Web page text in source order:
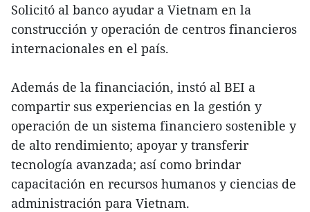
Solicitó al banco ayudar a Vietnam en la
construcción y operación de centros financieros
internacionales en el país.
Además de la financiación, instó al BEI a
compartir sus experiencias en la gestión y
operación de un sistema financiero sostenible y
de alto rendimiento; apoyar y transferir
tecnología avanzada; así como brindar
capacitación en recursos humanos y ciencias de
administración para Vietnam.